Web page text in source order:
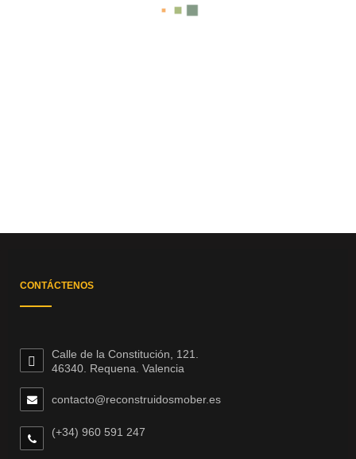
CONTÁCTENOS
Calle de la Constitución, 121.
46340. Requena. Valencia
contacto@reconstruidosmober.es
(+34) 960 591 247